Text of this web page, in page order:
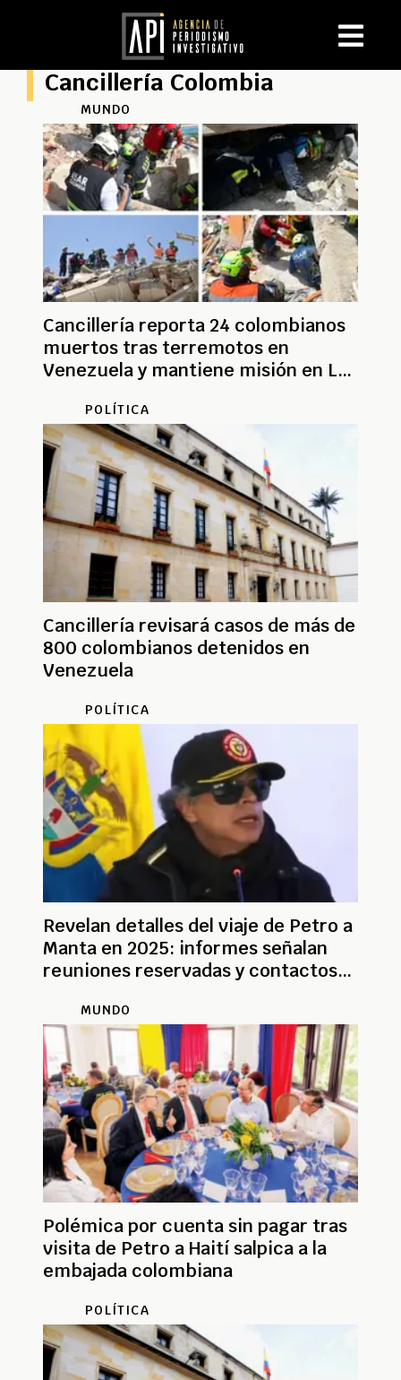
Cancillería Colombia
MUNDO
Cancillería reporta 24 colombianos
muertos tras terremotos en
Venezuela y mantiene misión en La
POLÍTICA
Cancillería revisará casos de más de
800 colombianos detenidos en
Venezuela
POLÍTICA
Revelan detalles del viaje de Petro a
Manta en 2025: informes señalan
reuniones reservadas y contactos
MUNDO
Polémica por cuenta sin pagar tras
visita de Petro a Haití salpica a la
embajada colombiana
POLÍTICA